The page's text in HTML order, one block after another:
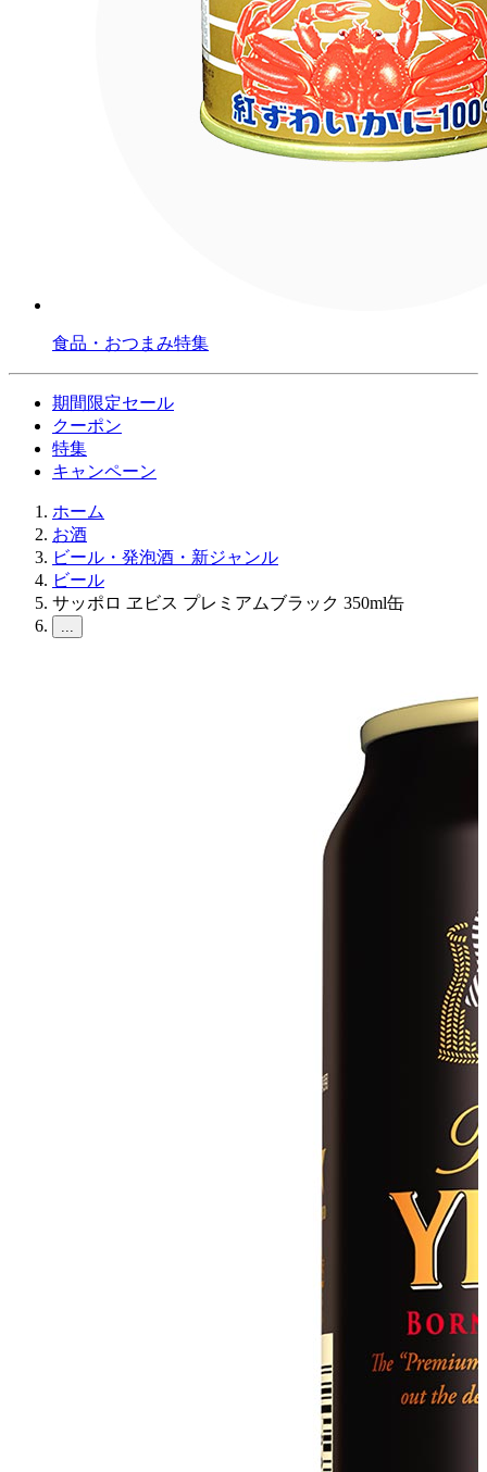
食品・おつまみ特集
期間限定セール
クーポン
特集
キャンペーン
ホーム
お酒
ビール・発泡酒・新ジャンル
ビール
サッポロ ヱビス プレミアムブラック 350ml缶
...